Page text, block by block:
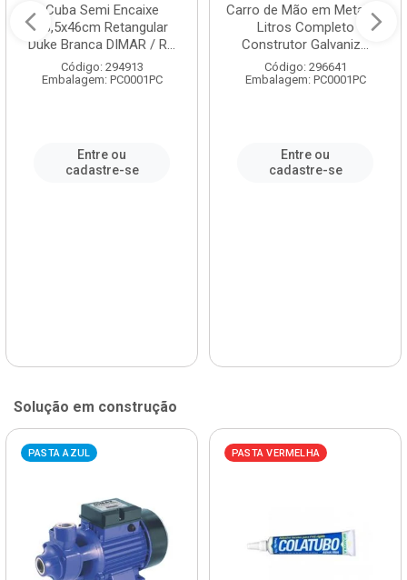
Cuba Semi Encaixe
58,5x46cm Retangular
Duke Branca DIMAR / R...
Código: 294913
Embalagem: PC0001PC
Entre ou
cadastre-se
Carro de Mão em Metal 60
Litros Completo
Construtor Galvaniz...
Código: 296641
Embalagem: PC0001PC
Entre ou
cadastre-se
Solução em construção
PASTA AZUL PASTA VERMELHA